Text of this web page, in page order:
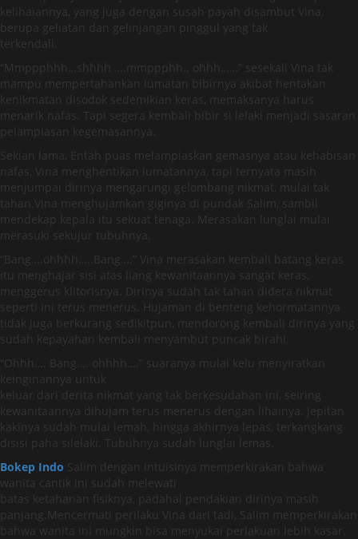
kelihaiannya, yang juga dengan susah payah disambut Vina,
berupa geliatan dan gelinjangan pinggul yang tak
terkendali.
“Mmppphhh…shhhh ….mmppphh.. ohhh……” sesekali Vina tak
mampu mempertahankan lumatan bibirnya akibat hentakan
kenikmatan disodok sedemikian keras, memaksanya harus
menarik nafas. Tapi segera kembali bibir si lelaki menjadi sasaran
pelampiasan kegemasannya.
Sekian lama, Entah puas melampiaskan gemasnya atau kehabisan
nafas, Vina menghentikan lumatannya, tapi ternyata masih
menjumpai dirinya mengarungi gelombang nikmat, mulai tak
tahan.Vina menghujamkan giginya di pundak Salim, sambil
mendekap kepala itu sekuat tenaga. Merasakan lunglai mulai
merasuki sekujur tubuhnya.
“Bang….ohhhh…..Bang….” Vina merasakan kembali batang keras
itu menghajar sisi atas liang kewanitaannya sangat keras,
menggerus klitorisnya. Dirinya sudah tak tahan didera nikmat
seperti ini terus menerus. Hujaman di benteng kehormatannya
tidak juga berkurang sedikitpun, mendorong kembali dirinya yang
sudah kepayahan kembali menyambut puncak birahi.
“Ohhh…. Bang…. ohhhh….” suaranya mulai kelu menyiratkan
keinginannya untuk
keluar dari derita nikmat yang tak berkesudahan ini, seiring
kewanitaannya dihujam terus menerus dengan lihainya. Jepitan
kakinya sudah mulai lemah, hingga akhirnya lepas, terkangkang
disisi paha silelaki. Tubuhnya sudah lunglai lemas.
Bokep Indo Salim dengan intuisinya memperkirakan bahwa
wanita cantik ini sudah melewati
batas ketahanan fisiknya, padahal pendakian dirinya masih
panjang.Mencermati perilaku Vina dari tadi, Salim memperkirakan
bahwa wanita ini mungkin bisa menyukai perlakuan lebih kasar.